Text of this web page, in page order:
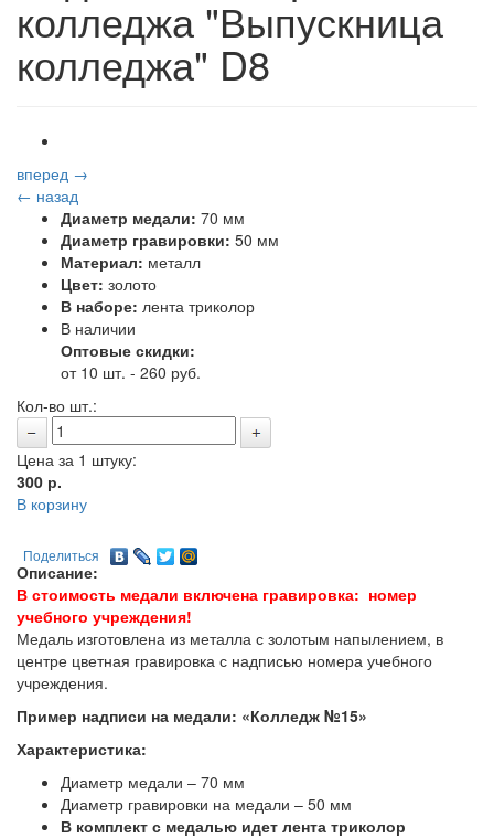
колледжа "Выпускница
колледжа" D8
вперед →
← назад
Диаметр медали: 70 мм
Диаметр гравировки: 50 мм
Материал: металл
Цвет: золото
В наборе: лента триколор
В наличии
Оптовые скидки:
от 10 шт. - 260 руб.
Кол-во шт.:
Цена за 1 штуку:
300 р.
В корзину
Поделиться
Описание:
В стоимость медали включена гравировка: номер
учебного учреждения!
Медаль изготовлена из металла с золотым напылением, в
центре цветная гравировка с надписью номера учебного
учреждения.
Пример надписи на медали: «Колледж №15»
Характеристика:
Диаметр медали – 70 мм
Диаметр гравировки на медали – 50 мм
В комплект с медалью идет лента триколор